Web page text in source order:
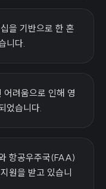
을 기반으로 한 혼
니다.
어려움으로 인해 영
었습니다.
항공우주국(FAA)
원을 받고 있습니